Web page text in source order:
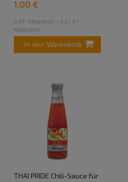
1,00 €
0.24 Kilogramm
| 4,17 € /
Kilogramm
In den Warenkorb
THAI PRIDE Chili-Sauce für